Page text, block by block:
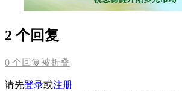
2 个回复
0 个回复被折叠
请先登录或注册